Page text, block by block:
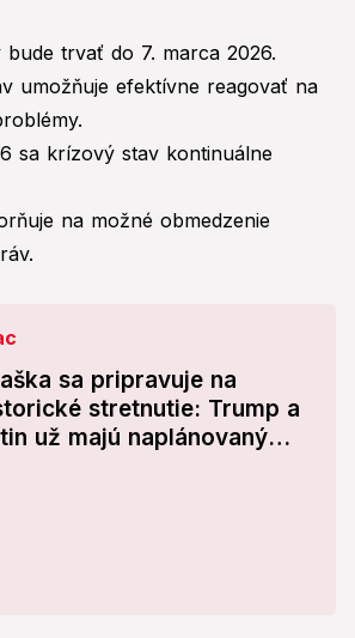
bude trvať do 7. marca 2026.
umožňuje efektívne reagovať na
sa krízový stav kontinuálne
na možné obmedzenie
sa pripravuje na
stretnutie: Trump a
už majú naplánovaný